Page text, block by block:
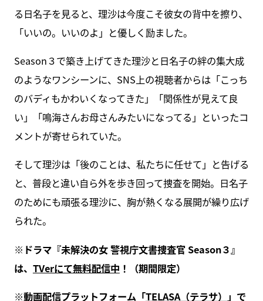
る日名子を見ると、理沙は今度こそ彼女の背中を擦り、
「いいの。いいのよ」と優しく励ました。
Season３で築き上げてきた理沙と日名子の絆の集大成
のようなワンシーンに、SNS上の視聴者からは「こっち
のバディもかわいくなってきた」「関係性が見えて良
い」「鳴海さんお母さんみたいになってる」といったコ
メントが寄せられていた。
そして理沙は「後のことは、私たちに任せて」と告げる
と、普段と違い自ら外を歩き回って捜査を開始。日名子
のためにも頑張る理沙に、胸が熱くなる展開が繰り広げ
られた。
※ドラマ『未解決の女 警視庁文書捜査官 Season３』
は、 TVerにて無料配信中 ！（期間限定）
※動画配信プラットフォーム「TELASA（テラサ） 」で